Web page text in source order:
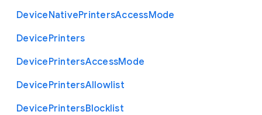
DeviceNativePrintersAccessMode
DevicePrinters
DevicePrintersAccessMode
DevicePrintersAllowlist
DevicePrintersBlocklist